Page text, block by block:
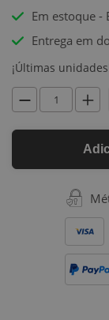
Em estoque -
Entrega em
¡Últimas